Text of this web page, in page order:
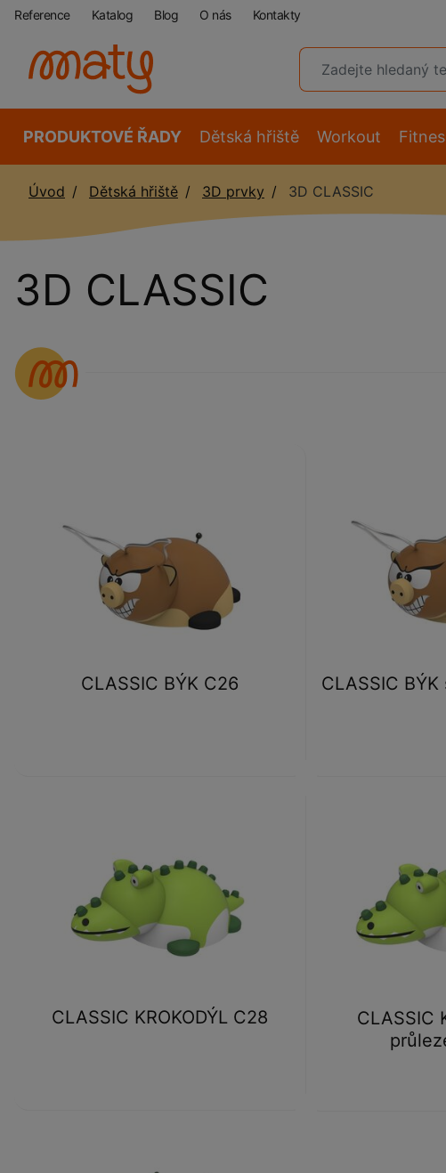
Reference Katalog Blog O nás Kontakty
PRODUKTOVÉ ŘADY Dětská hřiště Workout
Úvod Dětská hřiště 3D prvky 3D CLASSIC
3D CLASSIC
CLASSIC BÝK C26 CLASSIC
CLASSIC KROKODÝL C28
CLASSIC